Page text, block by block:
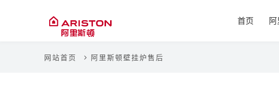
首页
网站首页 阿里斯顿壁挂炉售后